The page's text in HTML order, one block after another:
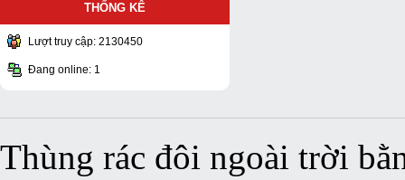
THỐNG KÊ
Lượt truy cập: 2130450
Đang online: 1
Thùng rác đôi ngoài trời